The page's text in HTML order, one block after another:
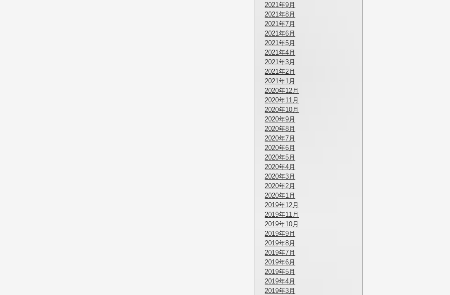
2021年9月
2021年8月
2021年7月
2021年6月
2021年5月
2021年4月
2021年3月
2021年2月
2021年1月
2020年12月
2020年11月
2020年10月
2020年9月
2020年8月
2020年7月
2020年6月
2020年5月
2020年4月
2020年3月
2020年2月
2020年1月
2019年12月
2019年11月
2019年10月
2019年9月
2019年8月
2019年7月
2019年6月
2019年5月
2019年4月
2019年3月